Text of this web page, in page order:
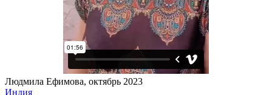
Людмила Ефимова, октябрь 2023
Индия